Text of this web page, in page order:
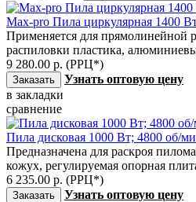
Max-pro Пила циркулярная 1400
Применяется для прямолинейной
распиловки пластика,
9 280.00 р. (РРЦ*)
Узнать оптовую цену
в закладки
сравнение
Пила дисковая 1000 Вт; 4800 об/
Предназначена для раскроя
кожух, регулируемая опорная
6 235.00 р. (РРЦ*)
Узнать оптовую цену